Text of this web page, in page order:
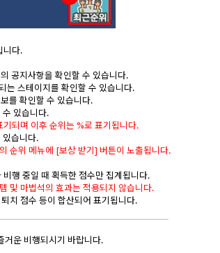
니다.
공지사항을 확인할 수 있습니다.
는 스테이지를 확인할 수 있습니다.
를 확인할 수 있습니다.
있습니다.
되며 이후 순위는 %로 표기됩니다.
습니다.
순위 메뉴에 [보상 받기] 버튼이 노출됩니다.
행 중일 때 획득한 점수만 집계됩니다.
및 마법석의 효과는 적용되지 않습니다.
치 점수 등이 합산되어 표기됩니다.
거운 비행되시기 바랍니다.